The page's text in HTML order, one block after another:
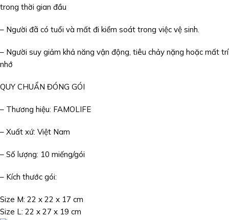
trong thời gian đầu
– Người đã có tuổi và mất đi kiểm soát trong việc vệ sinh.
– Người suy giảm khả năng vận động, tiêu chảy nặng hoặc mất trí
nhớ
QUY CHUẨN ĐÓNG GÓI
– Thương hiệu: FAMOLIFE
– Xuất xứ: Việt Nam
– Số lượng: 10 miếng/gói
– Kích thước gói:
Size M: 22 x 22 x 17 cm
Size L: 22 x 27 x 19 cm